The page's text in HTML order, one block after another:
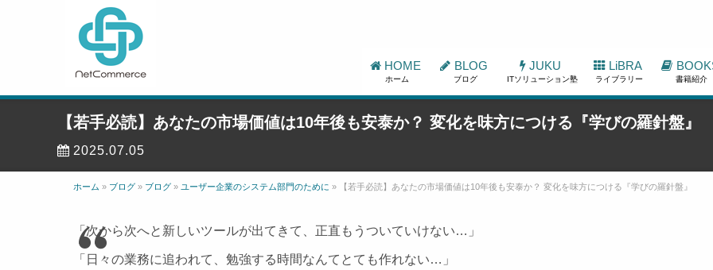
HOME
ホーム
BLOG
ブログ
JUKU
ITソリューション塾
LiBRA
ライブラリー 書籍紹介
【若手必読】あなたの市場価値は10年後も安泰か？ 変化を味方につける『学びの羅針盤』
2025.07.05
ホーム » ブログ » ブログ » ユーザー企業のシステム部門のために » 【若手必読】あなたの市場価値は10年後も安泰か？ 変化を味方につける『学びの羅針盤』
「次から次へと新しいツールが出てきて、正直もうついていけない…」
「日々の業務に追われて、勉強する時間なんてとても作れない…」